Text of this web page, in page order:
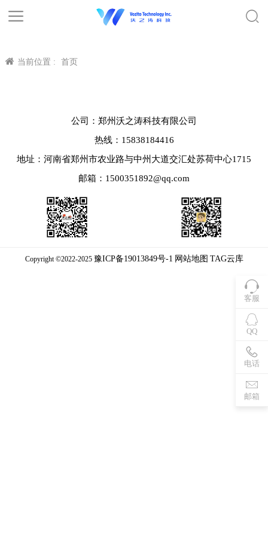
当前位置 : 首页
客服
QQ
电话
邮箱
公司：郑州沃之涛科技有限公司
热线：15838184416
地址：河南省郑州市农业路与中州大道交汇处苏荷中心1715
邮箱：1500351892@qq.com
Copyright ©2022-2025 豫ICP备19013849号-1 网站地图 TAG云库